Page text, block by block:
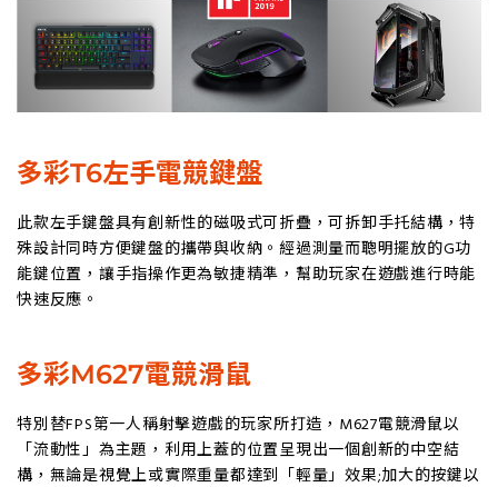
多彩T6左手電競鍵盤
此款左手鍵盤具有創新性的磁吸式可折疊，可拆卸手托結構，特
殊設計同時方便鍵盤的攜帶與收納。經過測量而聰明擺放的G功
能鍵位置，讓手指操作更為敏捷精準，幫助玩家在遊戲進行時能
快速反應。
多彩M627電競滑鼠
特別替FPS第一人稱射擊遊戲的玩家所打造，M627電競滑鼠以
「流動性」為主題，利用上蓋的位置呈現出一個創新的中空結
構，無論是視覺上或實際重量都達到「輕量」效果;加大的按鍵以